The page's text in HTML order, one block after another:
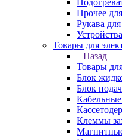
Прочее
Рукава
Товары для
Назад
Товары
Блок
Блок
Клеммы